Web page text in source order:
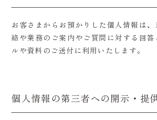
お客さまからお預かりした個人情報は
絡や業務のご案内やご質問に対する回答
ルや資料のご送付に利用いたします。
個人情報の第三者への開示・提